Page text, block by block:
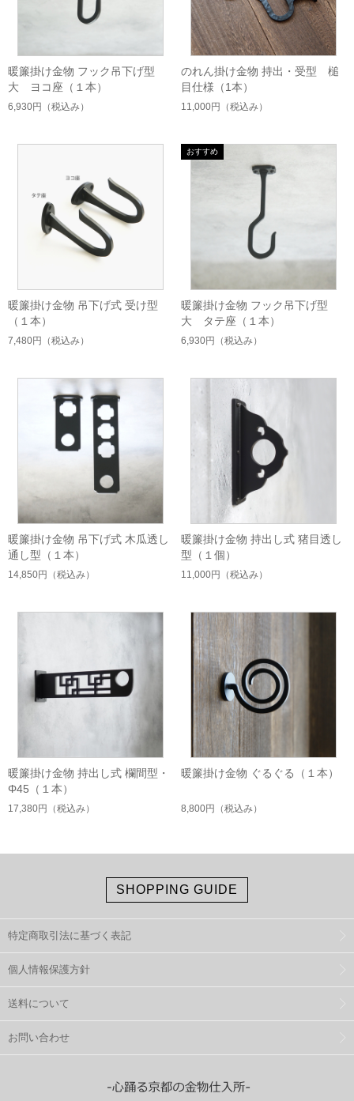
暖簾掛け金物 フック吊下げ型
大 ヨコ座（１本）
6,930円 （税込み）
のれん掛け金物 持出・受型 槌
目仕様（1本）
11,000円 （税込み）
暖簾掛け金物 吊下げ式 受け型
（１本）
7,480円 （税込み）
暖簾掛け金物 フック吊下げ型
大 タテ座（１本）
6,930円 （税込み）
暖簾掛け金物 吊下げ式 木瓜透し
通し型（１本）
14,850円 （税込み）
暖簾掛け金物 持出し式 猪目透し
型（１個）
11,000円 （税込み）
暖簾掛け金物 持出し式 欄間型・
Φ45（１本）
17,380円 （税込み）
暖簾掛け金物 ぐるぐる（１本）
8,800円 （税込み）
SHOPPING GUIDE
特定商取引法に基づく表記
個人情報保護方針
送料について
お問い合わせ